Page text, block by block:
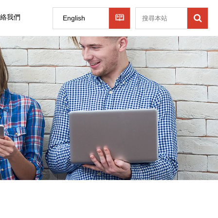
我們 English